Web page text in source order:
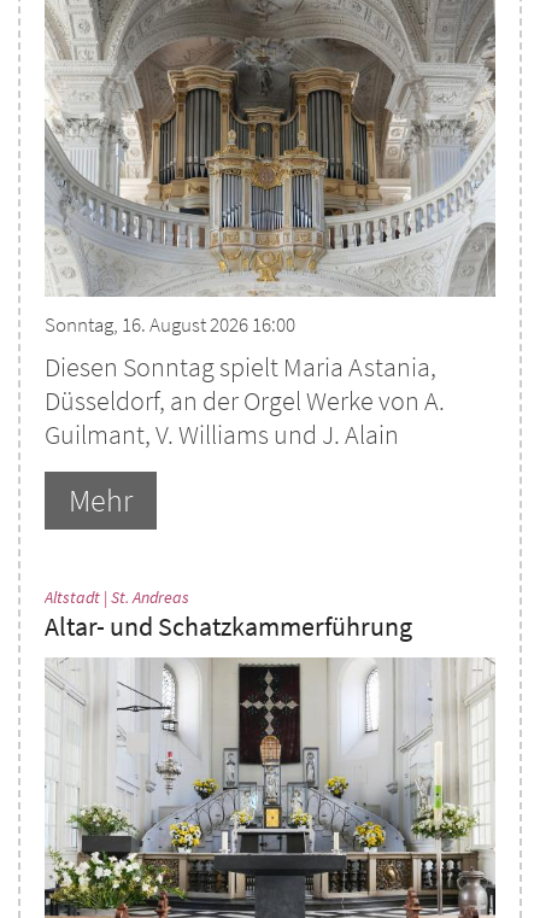
Sonntag, 16. August 2026 16:00
Diesen Sonntag spielt Maria Astania,
Düsseldorf, an der Orgel Werke von A.
Guilmant, V. Williams und J. Alain
Mehr
Altstadt | St. Andreas
Altar- und Schatzkammerführung